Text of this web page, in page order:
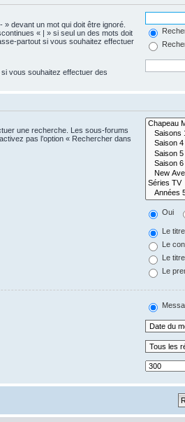
devant un mot qui doit être ignoré.
« | » si seul un des mots doit
partout si vous souhaitez effectuer
vous souhaitez effectuer des
une recherche. Les sous-forums
pas l’option « Rechercher dans
Oui
Le
Le
Le
Le